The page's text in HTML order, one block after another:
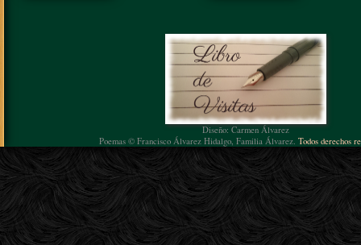
Diseño: Carmen Álvarez
Poemas © Francisco Álvarez Hidalgo, Familia Álvarez. Todos derechos